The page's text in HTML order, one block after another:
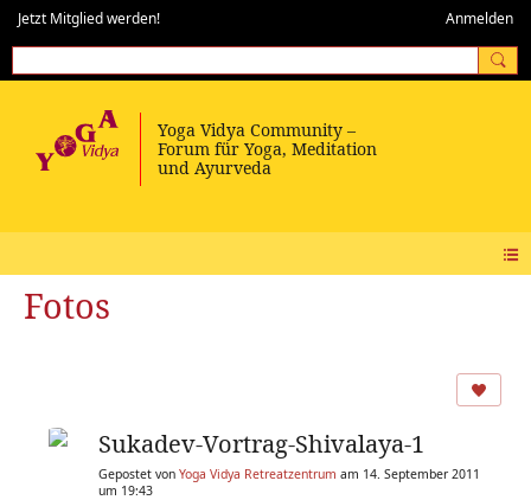
Jetzt Mitglied werden! Anmelden
Fotos
Sukadev-Vortrag-Shivalaya-1
Gepostet von Yoga Vidya Retreatzentrum am 14. September 2011
um 19:43